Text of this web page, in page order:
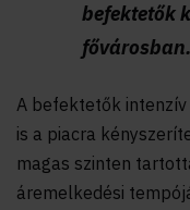
befektetők
A befektetők
is a piacra
magas szinten
áremelkedési